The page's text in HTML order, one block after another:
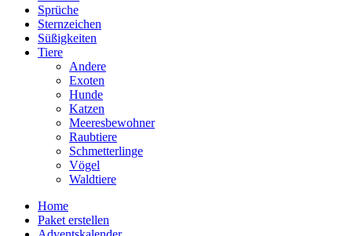
Sprüche
Sternzeichen
Süßigkeiten
Tiere
Andere
Exoten
Hunde
Katzen
Meeresbewohner
Raubtiere
Schmetterlinge
Vögel
Waldtiere
Home
Paket erstellen